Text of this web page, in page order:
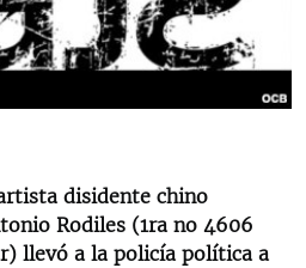
disidente chino
Rodiles (1ra no 4606
llevó a la policía política a